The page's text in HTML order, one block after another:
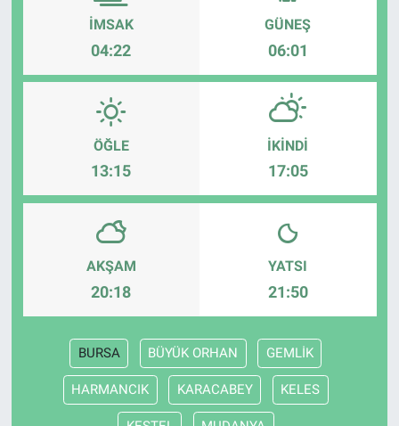
İMSAK
04:22
GÜNEŞ
06:01
ÖĞLE
13:15
İKINDI
17:05
AKŞAM
20:18
YATSI
21:50
BURSA BÜYÜK ORHAN GEMLİK
HARMANCIK KARACABEY KELES